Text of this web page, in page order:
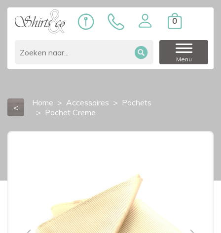
0
Menu
< Home Accessoires
Pochets
Pochet Creme